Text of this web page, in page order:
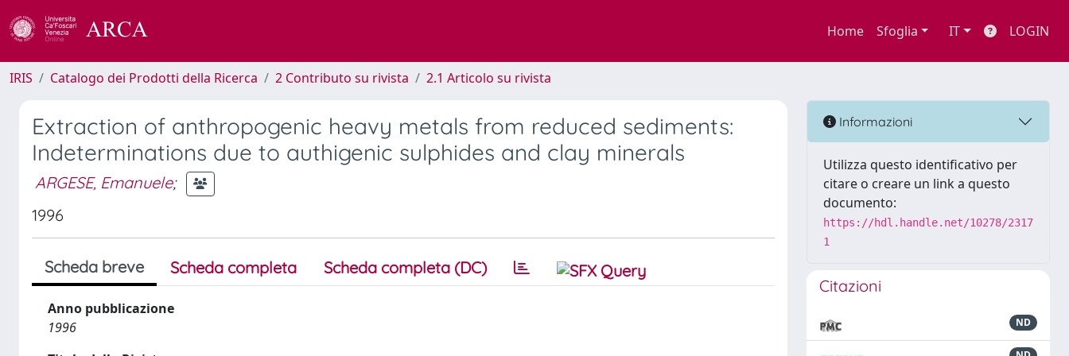
Home Sfoglia IT LOGIN
IRIS Catalogo dei Prodotti della Ricerca 2 Contributo su rivista 2.1 Articolo su rivista
Extraction of anthropogenic heavy metals from reduced sediments:
Indeterminations due to authigenic sulphides and clay minerals
ARGESE, Emanuele;
1996
Scheda breve Scheda completa Scheda completa (DC)
Anno pubblicazione
1996
Informazioni
Utilizza questo identificativo per
citare o creare un link a questo
documento:
https://hdl.handle.net/10278/2317
1
Citazioni
ND